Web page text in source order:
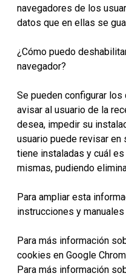
navegadores de los
datos que en ellas se
¿Cómo puedo
navegador?
Se pueden configurar
avisar al usuario de la
desea, impedir su
usuario puede revisar en
tiene instaladas y cuál
mismas, pudiendo
Para ampliar esta
instrucciones y
Para más información
cookies en Google
Para más información